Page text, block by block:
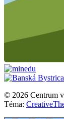
© 2026 Centrum
Téma: